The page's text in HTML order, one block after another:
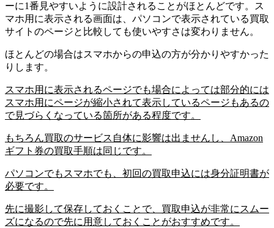
ーに1番見やすいように設計されることがほとんどです。ス
マホ用に表示される画面は、パソコンで表示されている買取
サイトのページと比較しても使いやすさは変わりません。
ほとんどの場合はスマホからの申込の方が分かりやすかった
りします。
スマホ用に表示されるページでも場合によっては部分的には
スマホ用にページが縮小されて表示しているページもあるの
で見づらくなっている箇所がある程度です。
もちろん買取のサービス自体に影響は出ませんし、Amazon
ギフト券の買取手順は同じです。
パソコンでもスマホでも、初回の買取申込には身分証明書が
必要です。
先に撮影して保存しておくことで、買取申込が非常にスムー
ズになるので先に用意しておくことがおすすめです。